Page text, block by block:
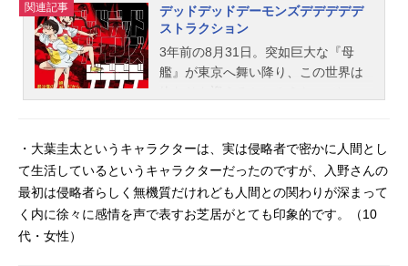
関連記事
デッドデッドデーモンズデデデデデ
ストラクション
3年前の8月31日。突如巨大な『母
艦』が東京へ舞い降り、この世界は
らず廻り続ける。友情と初恋と終末
と･･･2人の少女のディストピア青春
日常譚!!作品名デッドデッドデーモン
ズデデデデデストラクション放送形
・大葉圭太というキャラクターは、実は侵略者で密かに人間とし
て生活しているというキャラクターだったのですが、入野さんの
最初は侵略者らしく無機質だけれども人間との関わりが深まって
く内に徐々に感情を声で表すお芝居がとても印象的です。（10
代・女性）